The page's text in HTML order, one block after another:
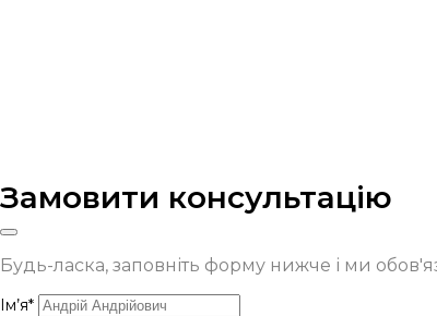
Замовити консультацію
Будь-ласка, заповніть форму нижче і ми
Ім’я*